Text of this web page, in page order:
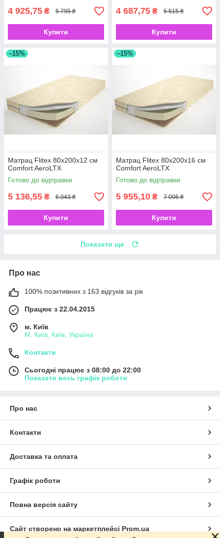
4 925,75 ₴ 5 795 ₴
Купити
4 687,75 ₴ 5 515 ₴
Купити
–15%
Матрац Flitex 80х200х12 см
Comfort AeroLTX
Готово до відправки
5 136,55 ₴ 6 043 ₴
Купити
–15%
Матрац Flitex 80х200х16 см
Comfort AeroLTX
Готово до відправки
5 955,10 ₴ 7 006 ₴
Купити
Показати ще
Про нас
100% позитивних з 163 відгуків за рік
Працює з 22.04.2015
м. Київ
М. Київ, Київ, Україна
Контакти
Сьогодні працює з 08:00 до 22:00
Показати весь графік роботи
Про нас
Контакти
Доставка та оплата
Графік роботи
Повна версія сайту
Сайт створено на маркетплейсі Prom.ua